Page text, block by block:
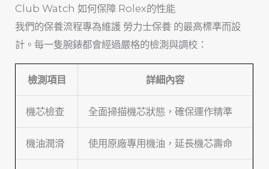
Club Watch 如何保障 Rolex的性能
我們的保養流程專為維護 勞力士保養 的最高標準而設
計。每一隻腕錶都會經過嚴格的檢測與調校：
檢測項目 詳細內容
機芯檢查 全面掃描機芯狀態，確保運作精準
機油潤滑 使用原廠專用機油，延長機芯壽命